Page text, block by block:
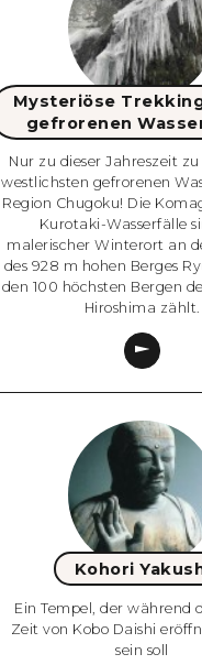
Mysteriöse
gefrorenen
Nur zu dieser Jahreszeit zu
westlichsten gefrorenen
Region Chugoku! Die
Kurotaki-Wasserfälle
malerischer Winterort an
des 928 m hohen Berges
den 100 höchsten Bergen
Hiroshima zählt.
Kohori
Ein Tempel, der während
Zeit von Kobo Daishi
sein soll